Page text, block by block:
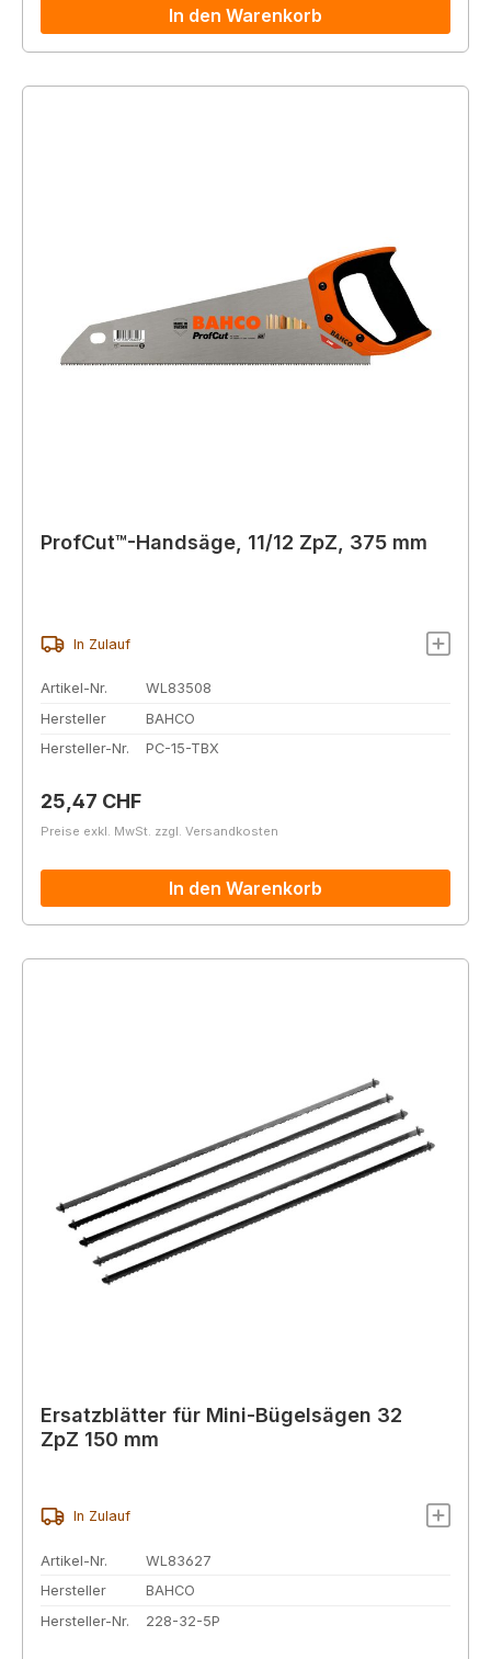
In den Warenkorb
ProfCut™-Handsäge, 11/12 ZpZ, 375 mm
In Zulauf
Artikel-Nr.
WL83508
Hersteller
BAHCO
Hersteller-Nr.
PC-15-TBX
Regulärer Preis:
25,47 CHF
Preise exkl. MwSt. zzgl. Versandkosten
In den Warenkorb
Ersatzblätter für Mini-Bügelsägen 32
ZpZ 150 mm
In Zulauf
Artikel-Nr.
WL83627
Hersteller
BAHCO
Hersteller-Nr.
228-32-5P